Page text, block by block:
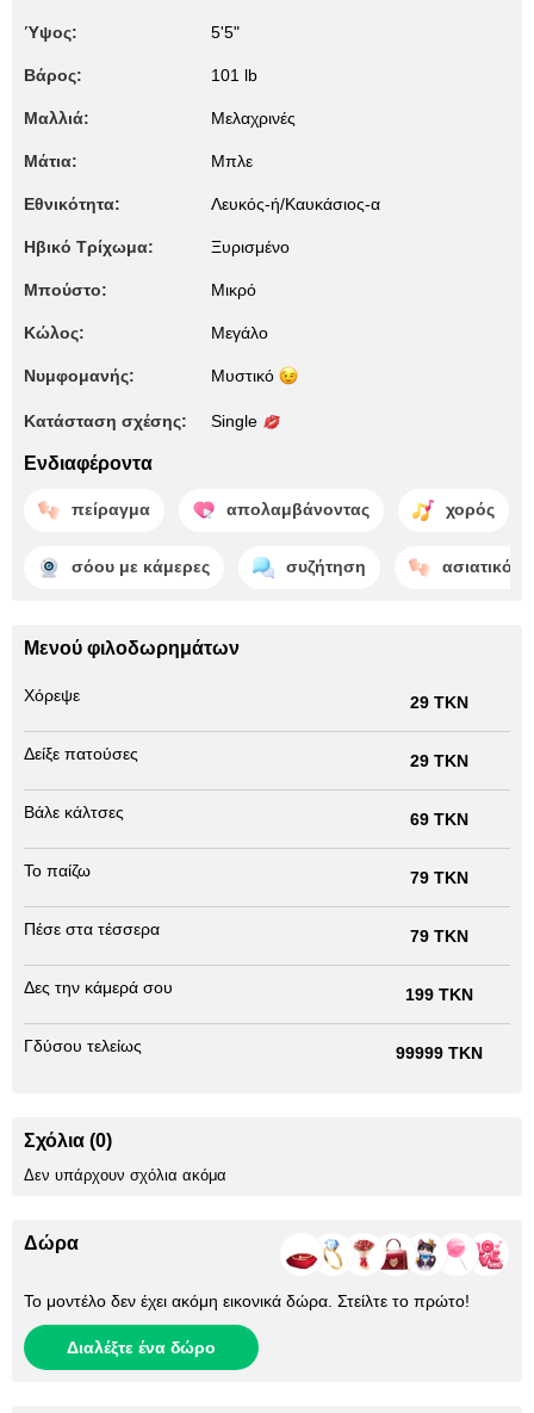
Ύψος: 5'5"
Βάρος: 101 lb
Μαλλιά: Μελαχρινές
Μάτια: Μπλε
Εθνικότητα: Λευκός-ή/Καυκάσιος-α
Ηβικό Τρίχωμα: Ξυρισμένο
Μπούστο: Μικρό
Κώλος: Μεγάλο
Νυμφομανής: Μυστικό
Κατάσταση σχέσης: Single
Ενδιαφέροντα
πείραγμα απολαμβάνοντας χορός
σόου με κάμερες συζήτηση ασιατικό
Μενού φιλοδωρημάτων
Χόρεψε 29 TKN
Δείξε πατούσες 29 TKN
Βάλε κάλτσες 69 TKN
Το παίζω 79 TKN
Πέσε στα τέσσερα 79 TKN
Δες την κάμερά σου 199 TKN
Γδύσου τελείως 99999 TKN
Σχόλια (0)
Δεν υπάρχουν σχόλια ακόμα
Δώρα
Το μοντέλο δεν έχει ακόμη εικονικά δώρα. Στείλτε το πρώτο!
Διαλέξτε ένα δώρο